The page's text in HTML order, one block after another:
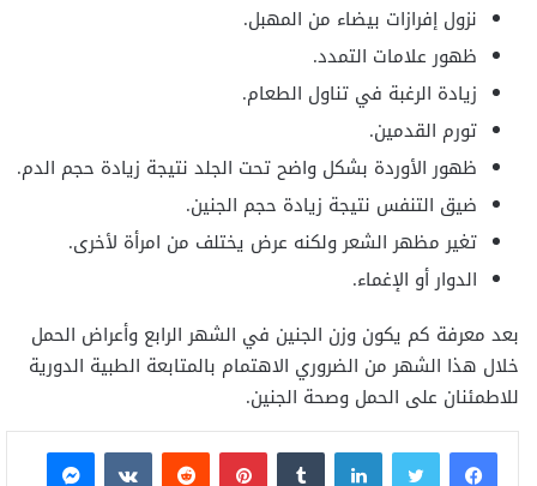
نزول إفرازات بيضاء من المهبل.
ظهور علامات التمدد.
زيادة الرغبة في تناول الطعام.
تورم القدمين.
ظهور الأوردة بشكل واضح تحت الجلد نتيجة زيادة حجم الدم.
ضيق التنفس نتيجة زيادة حجم الجنين.
تغير مظهر الشعر ولكنه عرض يختلف من امرأة لأخرى.
الدوار أو الإغماء.
بعد معرفة كم يكون وزن الجنين في الشهر الرابع وأعراض الحمل
خلال هذا الشهر من الضروري الاهتمام بالمتابعة الطبية الدورية
للاطمئنان على الحمل وصحة الجنين.
فيسبوكتويتر لينكدإن بينتيريست
ماسنجر